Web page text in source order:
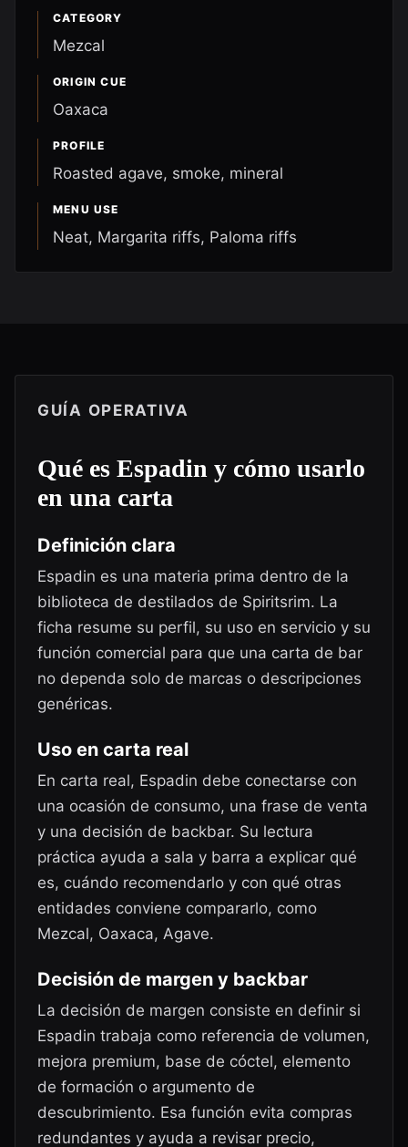
CATEGORY
Mezcal
ORIGIN CUE
Oaxaca
PROFILE
Roasted agave, smoke, mineral
MENU USE
Neat, Margarita riffs, Paloma riffs
GUÍA OPERATIVA
Qué es Espadin y cómo usarlo
en una carta
Definición clara
Espadin es una materia prima dentro de la
biblioteca de destilados de Spiritsrim. La
ficha resume su perfil, su uso en servicio y su
función comercial para que una carta de bar
no dependa solo de marcas o descripciones
genéricas.
Uso en carta real
En carta real, Espadin debe conectarse con
una ocasión de consumo, una frase de venta
y una decisión de backbar. Su lectura
práctica ayuda a sala y barra a explicar qué
es, cuándo recomendarlo y con qué otras
entidades conviene compararlo, como
Mezcal, Oaxaca, Agave.
Decisión de margen y backbar
La decisión de margen consiste en definir si
Espadin trabaja como referencia de volumen,
mejora premium, base de cóctel, elemento
de formación o argumento de
descubrimiento. Esa función evita compras
redundantes y ayuda a revisar precio,